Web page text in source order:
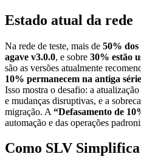
Estado atual da rede
Na rede de teste, mais de 50% dos
agave v3.0.0, e sobre 30% estão
são as versões atualmente
10% permanecem na antiga
Isso mostra o desafio: a
e mudanças disruptivas, e a
migração. A “Defasamento de
automação e das operações
Como SLV